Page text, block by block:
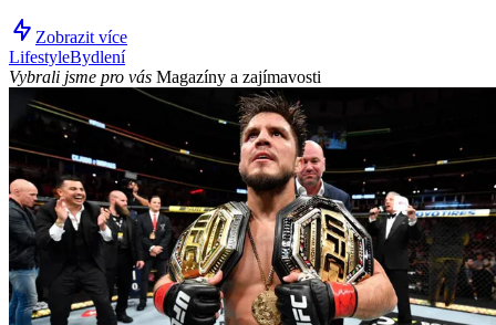
Zobrazit více
LifestyleBydlení
Vybrali jsme pro vás Magazíny a zajímavosti